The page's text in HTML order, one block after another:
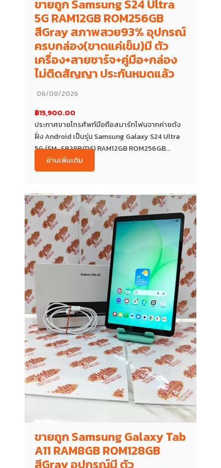
ขายถูก Samsung S24 Ultra
5G RAM12GB ROM256GB
สีGray สภาพสวย93% อุปกรณ์
ครบกล่อง(ขาดแค่เข็ม)มี ตัว
เครื่อง+สายชาร์จ+คู่มือ+กล่อง
ไม่ติดสัญญา ประกันหมดแล้ว
06/08/2026
฿15,900.00
ประกาศขายโทรศัพท์มือถือสมาร์ทโฟนจากค่ายดัง
ฝั่ง Android เป็นรุ่น Samsung Galaxy S24 Ultra
5G (SM-S928B/DS) RAM12GB ROM256GB...
อ่านเพิ่มเติม
ขายถูก Samsung Galaxy Tab
A11 RAM8GB ROM128GB
สีGray อุปกรณ์มี ตัว